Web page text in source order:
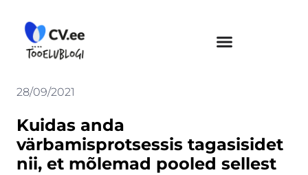
content
28/09/2021
Kuidas anda
värbamisprotsessis tagasisidet
nii, et mõlemad pooled sellest